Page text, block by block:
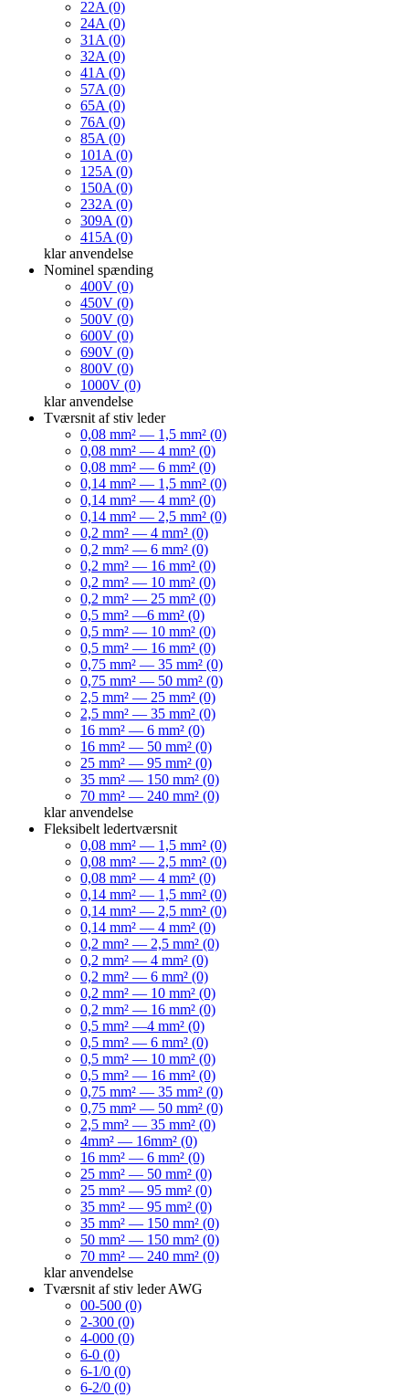
22A (0)
24A (0)
31A (0)
32A (0)
41A (0)
57A (0)
65A (0)
76A (0)
85A (0)
101A (0)
125A (0)
150A (0)
232A (0)
309A (0)
415A (0)
klar anvendelse
Nominel spænding
400V (0)
450V (0)
500V (0)
600V (0)
690V (0)
800V (0)
1000V (0)
klar anvendelse
Tværsnit af stiv leder
0,08 mm² — 1,5 mm² (0)
0,08 mm² — 4 mm² (0)
0,08 mm² — 6 mm² (0)
0,14 mm² — 1,5 mm² (0)
0,14 mm² — 4 mm² (0)
0,14 mm² — 2,5 mm² (0)
0,2 mm² — 4 mm² (0)
0,2 mm² — 6 mm² (0)
0,2 mm² — 16 mm² (0)
0,2 mm² — 10 mm² (0)
0,2 mm² — 25 mm² (0)
0,5 mm² —6 mm² (0)
0,5 mm² — 10 mm² (0)
0,5 mm² — 16 mm² (0)
0,75 mm² — 35 mm² (0)
0,75 mm² — 50 mm² (0)
2,5 mm² — 25 mm² (0)
2,5 mm² — 35 mm² (0)
16 mm² — 6 mm² (0)
16 mm² — 50 mm² (0)
25 mm² — 95 mm² (0)
35 mm² — 150 mm² (0)
70 mm² — 240 mm² (0)
klar anvendelse
Fleksibelt ledertværsnit
0,08 mm² — 1,5 mm² (0)
0,08 mm² — 2,5 mm² (0)
0,08 mm² — 4 mm² (0)
0,14 mm² — 1,5 mm² (0)
0,14 mm² — 2,5 mm² (0)
0,14 mm² — 4 mm² (0)
0,2 mm² — 2,5 mm² (0)
0,2 mm² — 4 mm² (0)
0,2 mm² — 6 mm² (0)
0,2 mm² — 10 mm² (0)
0,2 mm² — 16 mm² (0)
0,5 mm² —4 mm² (0)
0,5 mm² — 6 mm² (0)
0,5 mm² — 10 mm² (0)
0,5 mm² — 16 mm² (0)
0,75 mm² — 35 mm² (0)
0,75 mm² — 50 mm² (0)
2,5 mm² — 35 mm² (0)
4mm² — 16mm² (0)
16 mm² — 6 mm² (0)
25 mm² — 50 mm² (0)
25 mm² — 95 mm² (0)
35 mm² — 95 mm² (0)
35 mm² — 150 mm² (0)
50 mm² — 150 mm² (0)
70 mm² — 240 mm² (0)
klar anvendelse
Tværsnit af stiv leder AWG
00-500 (0)
2-300 (0)
4-000 (0)
6-0 (0)
6-1/0 (0)
6-2/0 (0)